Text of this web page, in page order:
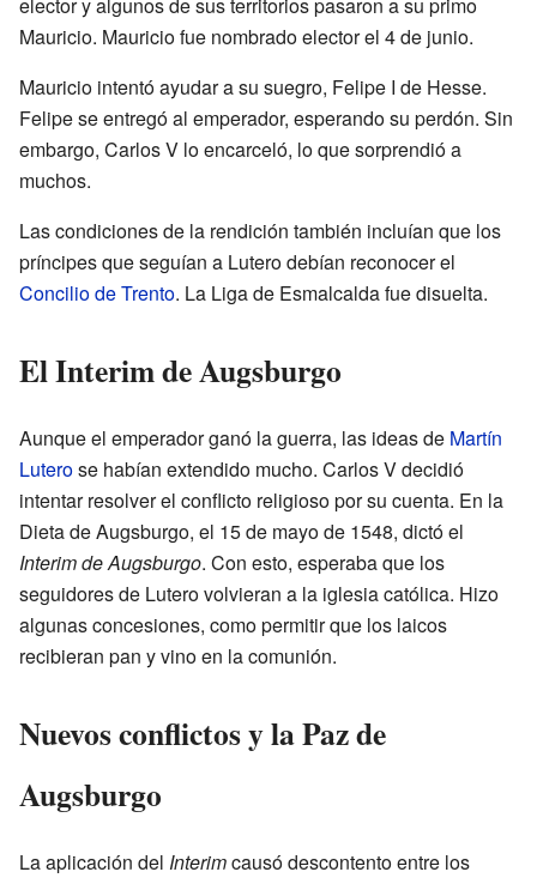
elector y algunos de sus territorios pasaron a su primo
Mauricio. Mauricio fue nombrado elector el 4 de junio.
Mauricio intentó ayudar a su suegro, Felipe I de Hesse.
Felipe se entregó al emperador, esperando su perdón. Sin
embargo, Carlos V lo encarceló, lo que sorprendió a
muchos.
Las condiciones de la rendición también incluían que los
príncipes que seguían a Lutero debían reconocer el
Concilio de Trento. La Liga de Esmalcalda fue disuelta.
El Interim de Augsburgo
Aunque el emperador ganó la guerra, las ideas de Martín
Luterose habían extendido mucho. Carlos V decidió
intentar resolver el conflicto religioso por su cuenta. En la
Dieta de Augsburgo, el 15 de mayo de 1548, dictó el
Interim de Augsburgo. Con esto, esperaba que los
seguidores de Lutero volvieran a la iglesia católica. Hizo
algunas concesiones, como permitir que los laicos
recibieran pan y vino en la comunión.
Nuevos conflictos y la Paz de
Augsburgo
La aplicación del Interimcausó descontento entre los